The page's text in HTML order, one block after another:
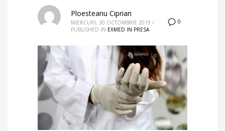
0
Ploesteanu Ciprian
MIERCURI, 30 OCTOMBRIE 2019 /
PUBLISHED IN EXMED IN PRESA